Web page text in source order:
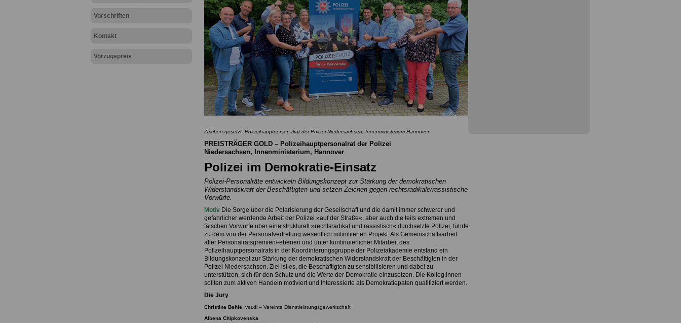
Vorschriften
Kontakt
Vorzugspreis
Zeichen gesetzt: Polizeihauptpersonalrat der Polizei Niedersachsen, Innenministerium Hannover
PREISTRÄGER GOLD – Polizeihauptpersonalrat der Polizei
Niedersachsen, Innenministerium, Hannover
Polizei im Demokratie-Einsatz
Polizei-Personalräte entwickeln Bildungskonzept zur Stärkung der demokratischen
Widerstandskraft der Beschäftigten und setzen Zeichen gegen rechtsradikale/rassistische
Vorwürfe.
Motiv Die Sorge über die Polarisierung der Gesellschaft und die damit immer schwerer und
gefährlicher werdende Arbeit der Polizei »auf der Straße«, aber auch die teils extremen und
falschen Vorwürfe über eine strukturell »rechtsradikal und rassistisch« durchsetzte Polizei, führte
zu dem von der Personalvertretung wesentlich mitinitiierten Projekt. Als Gemeinschaftsarbeit
aller Personalratsgremien/-ebenen und unter kontinuierlicher Mitarbeit des
Polizeihauptpersonalrats in der Koordinierungsgruppe der Polizeiakademie entstand ein
Bildungskonzept zur Stärkung der demokratischen Widerstandskraft der Beschäftigten in der
Polizei Niedersachsen. Ziel ist es, die Beschäftigten zu sensibilisieren und dabei zu
unterstützen, sich für den Schutz und die Werte der Demokratie einzusetzen. Die Kolleg:innen
sollten zum aktiven Handeln motiviert und Interessierte als Demokratiepaten qualifiziert werden.
Die Jury
Christine Behle, ver.di – Vereinte Dienstleistungsgewerkschaft
Albena Chipkovenska